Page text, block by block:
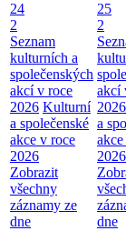
24
2
Seznam
kulturních a
společenských
akcí v roce
2026 Kulturní
a společenské
akce v roce
2026
Zobrazit
všechny
záznamy ze
dne
25
2
akcí
2026
a
2026
dne